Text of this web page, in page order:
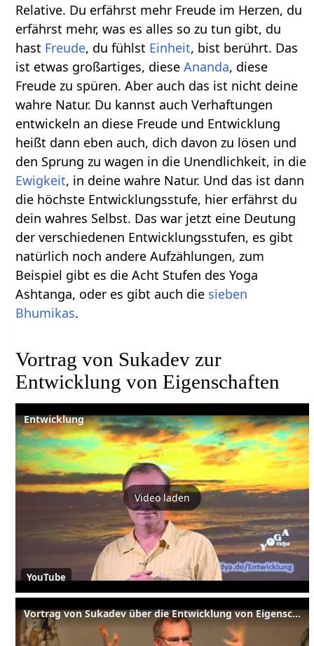
Relative. Du erfährst mehr Freude im Herzen, du
erfährst mehr, was es alles so zu tun gibt, du
hast Freude, du fühlst Einheit, bist berührt. Das
ist etwas großartiges, dieseAnanda, diese
Freude zu spüren. Aber auch das ist nicht deine
wahre Natur. Du kannst auch Verhaftungen
entwickeln an diese Freude und Entwicklung
heißt dann eben auch, dich davon zu lösen und
den Sprung zu wagen in die Unendlichkeit, in die
Ewigkeit, in deine wahre Natur. Und das ist dann
die höchste Entwicklungsstufe, hier erfährst du
dein wahres Selbst. Das war jetzt eine Deutung
der verschiedenen Entwicklungsstufen, es gibt
natürlich noch andere Aufzählungen, zum
Beispiel gibt es die Acht Stufen des Yoga
Ashtanga, oder es gibt auch die sieben
Bhumikas.
Vortrag von Sukadev zur
Entwicklung von Eigenschaften
Entwicklung
Video laden
YouTube
Vortrag von Sukadev über die Entwicklung von Eigenschaften